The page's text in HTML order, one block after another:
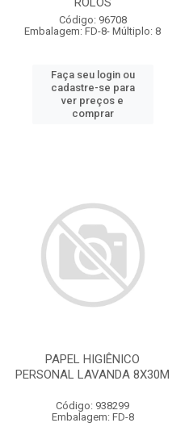
Código: 96708
Embalagem: FD-8- Múltiplo: 8
Faça seu login ou
cadastre-se para
ver preços e
comprar
PAPEL HIGIÊNICO
PERSONAL LAVANDA 8X30M
Código: 938299
Embalagem: FD-8